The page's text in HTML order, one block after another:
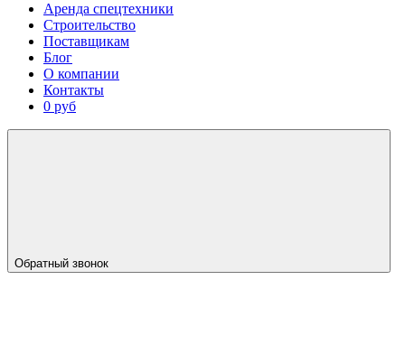
Аренда спецтехники
Строительство
Поставщикам
Блог
О компании
Контакты
0 руб
Обратный звонок